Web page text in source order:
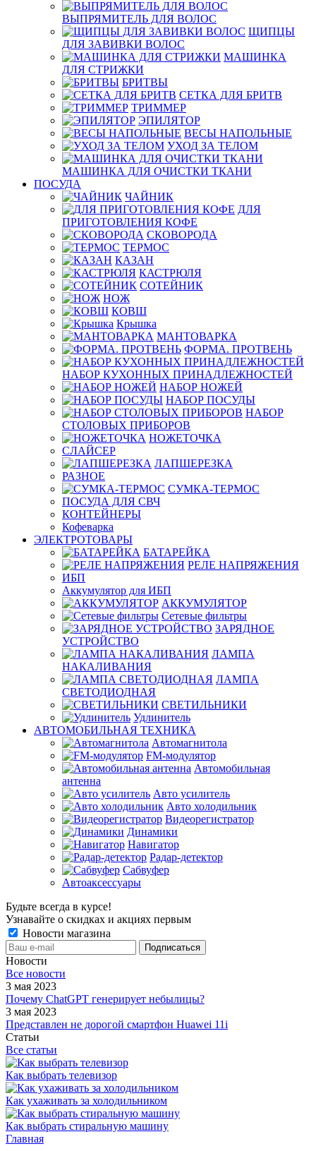
ВЫПРЯМИТЕЛЬ ДЛЯ ВОЛОС
ЩИПЦЫ
ДЛЯ ЗАВИВКИ ВОЛОС
МАШИНКА
ДЛЯ СТРИЖКИ
БРИТВЫ
СЕТКА ДЛЯ БРИТВ
ТРИММЕР
ЭПИЛЯТОР
ВЕСЫ НАПОЛЬНЫЕ
УХОД ЗА ТЕЛОМ
МАШИНКА ДЛЯ ОЧИСТКИ ТКАНИ
ПОСУДА
ЧАЙНИК
ДЛЯ
ПРИГОТОВЛЕНИЯ КОФЕ
СКОВОРОДА
ТЕРМОС
КАЗАН
КАСТРЮЛЯ
СОТЕЙНИК
НОЖ
КОВШ
Крышка
МАНТОВАРКА
ФОРМА. ПРОТВЕНЬ
НАБОР КУХОННЫХ ПРИНАДЛЕЖНОСТЕЙ
НАБОР НОЖЕЙ
НАБОР ПОСУДЫ
НАБОР
СТОЛОВЫХ ПРИБОРОВ
НОЖЕТОЧКА
СЛАЙСЕР
ЛАПШЕРЕЗКА
РАЗНОЕ
СУМКА-ТЕРМОС
ПОСУДА ДЛЯ СВЧ
КОНТЕЙНЕРЫ
Кофеварка
ЭЛЕКТРОТОВАРЫ
БАТАРЕЙКА
РЕЛЕ НАПРЯЖЕНИЯ
ИБП
Аккумулятор для ИБП
АККУМУЛЯТОР
Сетевые фильтры
ЗАРЯДНОЕ
УСТРОЙСТВО
ЛАМПА
НАКАЛИВАНИЯ
ЛАМПА
СВЕТОДИОДНАЯ
СВЕТИЛЬНИКИ
Удлинитель
АВТОМОБИЛЬНАЯ ТЕХНИКА
Автомагнитола
FM-модулятор
Автомобильная
антенна
Авто усилитель
Авто холодильник
Видеорегистратор
Динамики
Навигатор
Радар-детектор
Сабвуфер
Автоаксессуары
Будьте всегда в курсе!
Узнавайте о скидках и акциях первым
Новости магазина
Новости
Все новости
3 мая 2023
Почему ChatGPT генерирует небылицы?
3 мая 2023
Представлен не дорогой смартфон Huawei 11i
Статьи
Все статьи
Как выбрать телевизор
Как ухаживать за холодильником
Как выбрать стиральную машину
Главная